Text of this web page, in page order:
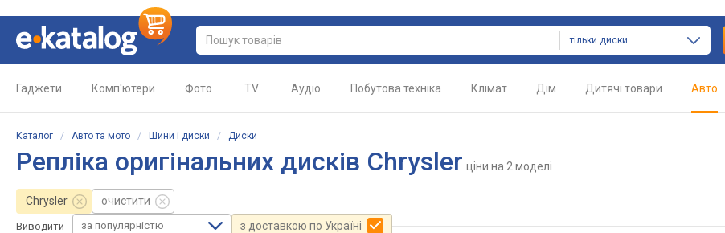
тільки диски
Гаджети Комп'ютери Фото TV Аудіо Побутова техніка Клімат Дім Дитячі товари Авто
Каталог / Авто та мото / Шини і диски / Диски
Репліка оригінальних дисків Chrysler ціни на 2 моделі
Chrysler очистити
Виводити за популярністю з доставкою по Україні